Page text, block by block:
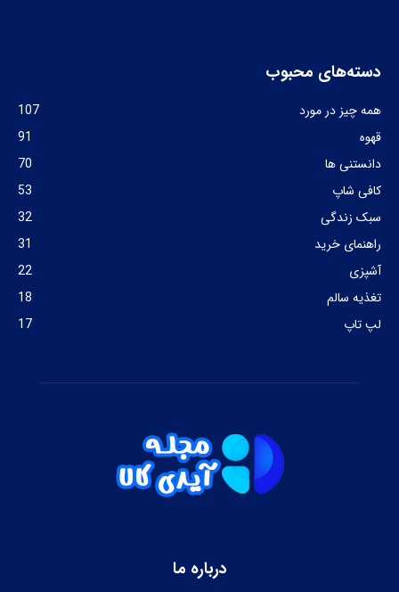
دسته‌های محبوب
همه چیز در مورد
107
قهوه
91
دانستنی ها
70
کافی شاپ
53
سبک زندگی
32
راهنمای خرید
31
آشپزی
22
تغذیه سالم
18
لپ تاپ
17
درباره ما